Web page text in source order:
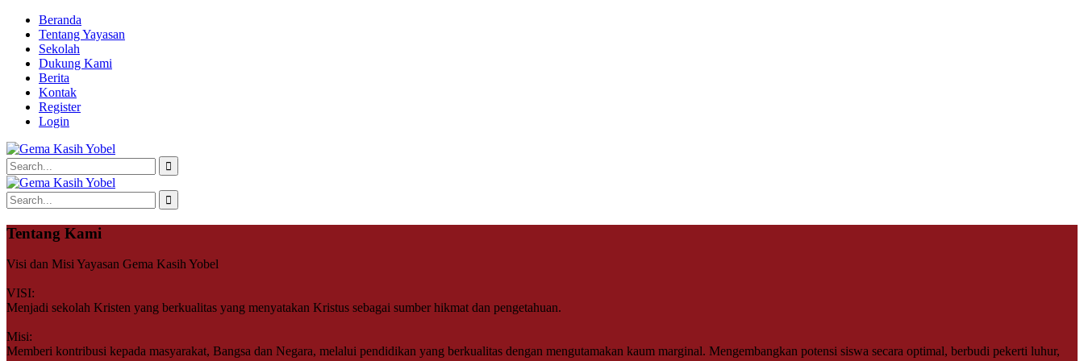
Beranda
Tentang Yayasan
Sekolah
Dukung Kami
Berita
Kontak
Register
Login
Tentang Kami
Visi dan Misi Yayasan Gema Kasih Yobel
VISI:
Menjadi sekolah Kristen yang berkualitas yang menyatakan Kristus sebagai sumber hikmat dan pengetahuan.
Misi:
Memberi kontribusi kepada masyarakat, Bangsa dan Negara, melalui pendidikan yang berkualitas dengan mengutamakan kaum marginal. Mengembangkan potensi siswa secara optimal, berbudi pekerti luhur,